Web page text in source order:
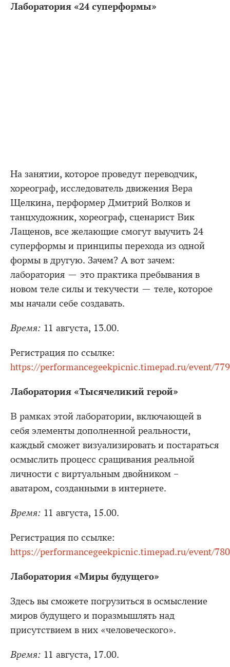
Лаборатория «24 суперформы»
На занятии, которое проведут переводчик,
хореограф, исследователь движения Вера
Щелкина, перформер Дмитрий Волков и
танцхудожник, хореограф, сценарист Вик
Лащенов, все желающие смогут выучить 24
суперформы и принципы перехода из одной
формы в другую. Зачем? А вот зачем:
лаборатория — это практика пребывания в
новом теле силы и текучести — теле, которое
мы начали себе создавать.
Время: 11 августа, 13.00.
Регистрация по ссылке:
https://performancegeekpicnic.timepad.ru/event/
Лаборатория «Тысячеликий герой»
В рамках этой лаборатории, включающей в
себя элементы дополненной реальности,
каждый сможет визуализировать и постараться
осмыслить процесс сращивания реальной
личности с виртуальным двойником –
аватаром, созданными в интернете.
Время: 11 августа, 15.00.
Регистрация по ссылке:
https://performancegeekpicnic.timepad.ru/event/
Лаборатория «Миры будущего»
Здесь вы сможете погрузиться в осмысление
миров будущего и поразмышлять над
присутствием в них «человеческого».
Время: 11 августа, 17.00.